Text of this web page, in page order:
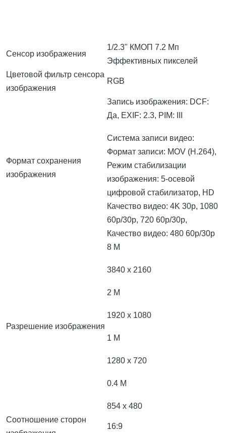
Сенсор изображения
1/2.3" КМОП 7.2 Мп
Эффективных пикселей
Цветовой фильтр сенсора
изображения
RGB
Формат сохранения
изображения
Запись изображения: DCF:
Да, EXIF: 2.3, PIM: III
Система записи видео:
Формат записи: MOV (H.264),
Режим стабилизации
изображения: 5-осевой
цифровой стабилизатор, HD
Качество видео: 4K 30p, 1080
60p/30p, 720 60p/30p,
Качество видео: 480 60p/30p
Разрешение изображения
8 M
3840 x 2160
2 M
1920 x 1080
1 M
1280 x 720
0.4 M
854 x 480
Соотношение сторон
16:9